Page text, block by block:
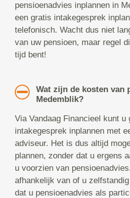
pensioenadvies inplannen in
een gratis intakegesprek
telefonisch. Wacht dus niet
van uw pensioen, maar regel
tijd bent!
Wat zijn de kosten van
Medemblik?
Via Vandaag Financieel kunt u
intakegesprek inplannen met
adviseur. Het is dus altijd
plannen, zonder dat u ergens
u voorzien van
afhankelijk van of u
dat u pensioenadvies als